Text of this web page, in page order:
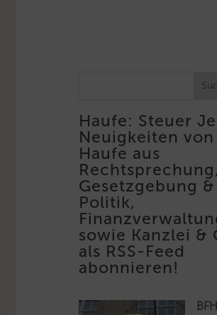
Haufe: Steuer
Neuigkeiten von
Haufe aus
Rechtsprechung,
Gesetzgebung &
Politik,
sowie Kanzlei &
als RSS-Feed
abonnieren!